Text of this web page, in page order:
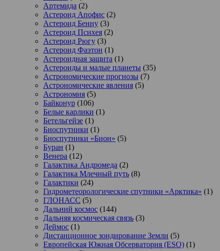
Артемида (2)
Астероид Апофис (2)
Астероид Бенну (3)
Астероид Психея (2)
Астероид Рюгу (3)
Астероид Фаэтон (1)
Астероидная защита (1)
Астероиды и малые планеты (35)
Астрономические прогнозы (7)
Астрономические явления (5)
Астрономия (5)
Байконур (106)
Белые карлики (1)
Бетельгейзе (1)
Биоспутники (1)
Биоспутники «Бион» (5)
Буран (1)
Венера (12)
Галактика Андромеда (2)
Галактика Млечный путь (8)
Галактики (24)
Гидрометеорологические спутники «Арктика» (1)
ГЛОНАСС (5)
Дальний космос (144)
Дальняя космическая связь (3)
Деймос (1)
Дистанционное зондирование Земли (5)
Европейская Южная Обсерватория (ESO) (1)